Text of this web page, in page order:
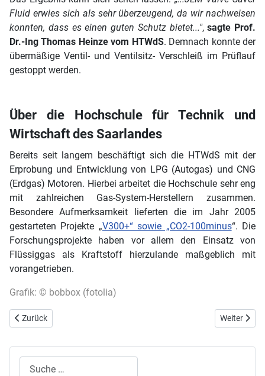
Fluid erwies sich als sehr überzeugend, da wir nachweisen
konnten, dass es einen guten Schutz bietet...",sagte Prof.
Dr.-Ing Thomas Heinze vom HTWdS. Demnach konnte der
übermäßige Ventil- und Ventilsitz- Verschleiß im Prüflauf
gestoppt werden.
Über die Hochschule für Technik und
Wirtschaft des Saarlandes
Bereits seit langem beschäftigt sich die HTWdS mit der
Erprobung und Entwicklung von LPG (Autogas) und CNG
(Erdgas) Motoren. Hierbei arbeitet die Hochschule sehr eng
mit zahlreichen Gas-System-Herstellern zusammen.
Besondere Aufmerksamkeit lieferten die im Jahr 2005
gestarteten Projekte „V300+“ sowie „CO2-100minus“. Die
Forschungsprojekte haben vor allem den Einsatz von
Flüssiggas als Kraftstoff hierzulande maßgeblich mit
vorangetrieben.
Grafik: © bobbox (fotolia)
Vorheriger Beitrag: Wer rechnet, steigt auf Autogas um
Zurück Nächster
Weiter
Suchen